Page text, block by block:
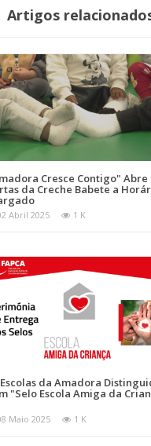
Artigos
Cresce Contigo" Abre
da Creche Babete a
Abril 2025 1 K
da Amadora
"Selo Escola Amiga da
Maio 2025 1 K